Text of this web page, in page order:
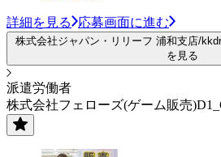
詳細を見る 応募画面に進む
株式会社ジャパン・リリーフ 浦和支店/
を見る
派遣労働者
株式会社フェローズ(ゲーム販売